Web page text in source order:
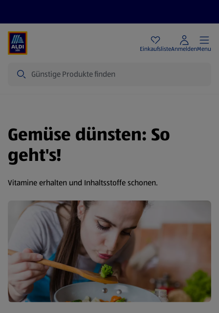
EinkaufslisteAnmeldenMenu
Gemüse dünsten: So
geht's!
Vitamine erhalten und Inhaltsstoffe schonen.